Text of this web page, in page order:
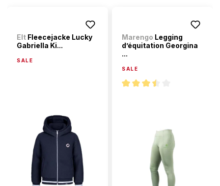
Elt Fleecejacke Lucky
Gabriella Ki...
SALE
Marengo Legging
d’équitation Georgina
...
SALE